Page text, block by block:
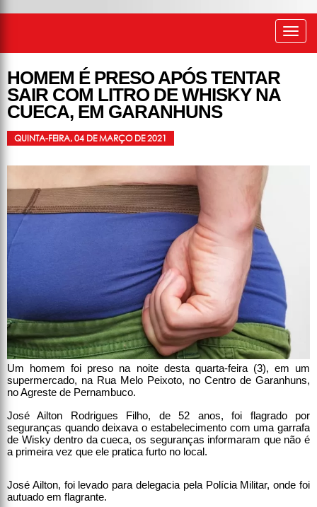
HOMEM É PRESO APÓS TENTAR
SAIR COM LITRO DE WHISKY NA
CUECA, EM GARANHUNS
QUINTA-FEIRA, 04 DE MARÇO DE 2021
Um homem foi preso na noite desta quarta-feira (3), em um
supermercado, na Rua Melo Peixoto, no Centro de Garanhuns,
no Agreste de Pernambuco.
José Ailton Rodrigues Filho, de 52 anos, foi flagrado por
seguranças quando deixava o estabelecimento com uma garrafa
de Wisky dentro da cueca, os seguranças informaram que não é
a primeira vez que ele pratica furto no local.
José Ailton, foi levado para delegacia pela Polícia Militar, onde foi
autuado em flagrante.